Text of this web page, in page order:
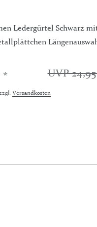
Ledergürtel Schwarz
UVP
*
Versandkosten